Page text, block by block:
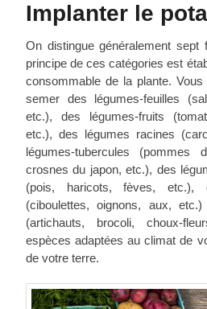
Implanter le
On distingue généralement sept
principe de ces catégories est
consommable de la plante.
semer des légumes-feuilles
etc.), des légumes-fruits
etc.), des légumes racines
légumes-tubercules (pommes
crosnes du japon, etc.), des
(pois, haricots, fèves, etc.),
(ciboulettes, oignons, aux,
(artichauts, brocoli, choux-
espèces adaptées au climat de
de votre terre.